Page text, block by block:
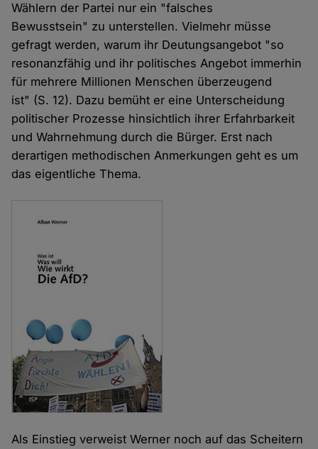
Wählern der Partei nur ein "falsches
Bewusstsein" zu unterstellen. Vielmehr müsse
gefragt werden, warum ihr Deutungsangebot "so
resonanzfähig und ihr politisches Angebot immerhin
für mehrere Millionen Menschen überzeugend
ist" (S. 12). Dazu bemüht er eine Unterscheidung
politischer Prozesse hinsichtlich ihrer Erfahrbarkeit
und Wahrnehmung durch die Bürger. Erst nach
derartigen methodischen Anmerkungen geht es um
das eigentliche Thema.
Als Einstieg verweist Werner noch auf das Scheitern